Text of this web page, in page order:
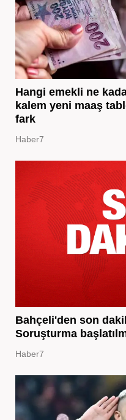
Hangi emekli ne
kalem yeni maaş
fark
Haber7
Bahçeli'den son
Soruşturma
Haber7